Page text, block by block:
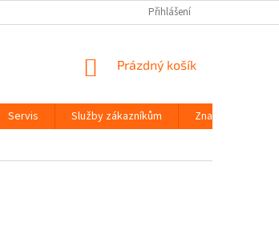
Přihlášení
NÁKUPNÍ
Prázdný košík
Servis Služby zákazníkům
Značky